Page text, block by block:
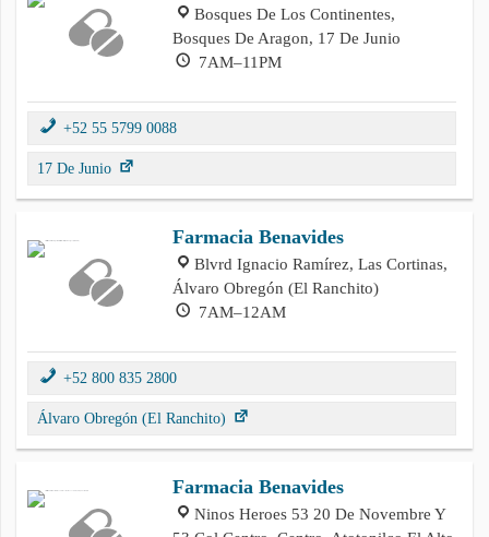
Bosques De Los Continentes,
Bosques De Aragon, 17 De Junio
7AM–11PM
+52 55 5799 0088
17 De Junio
Farmacia Benavides
Blvrd Ignacio Ramírez, Las Cortinas,
Álvaro Obregón (El Ranchito)
7AM–12AM
+52 800 835 2800
Álvaro Obregón (El Ranchito)
Farmacia Benavides
Ninos Heroes 53 20 De Novembre Y